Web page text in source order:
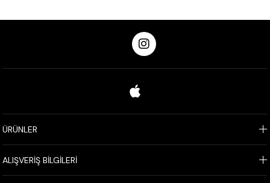
ÜRÜNLER
ALIŞVERİŞ BİLGİLERİ